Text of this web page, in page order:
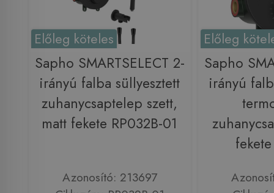
Előleg köteles
Sapho SMARTSELECT 2-
irányú falba süllyesztett
zuhanycsaptelep szett,
matt fekete RP032B-01
Azonosító: 213697
Előleg
Sapho
irányú